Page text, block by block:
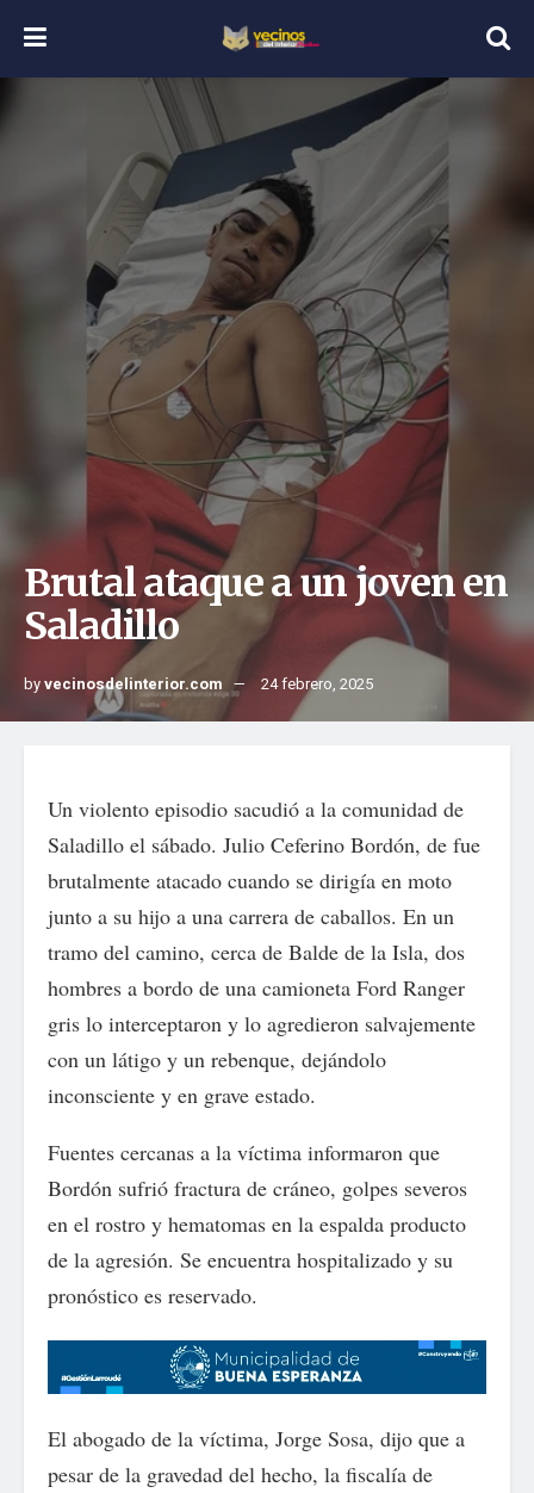
Brutal ataque a un joven en
Saladillo
byvecinosdelinterior.com 24 febrero, 2025
Un violento episodio sacudió a la comunidad de
Saladillo el sábado. Julio Ceferino Bordón, de fue
brutalmente atacado cuando se dirigía en moto
junto a su hijo a una carrera de caballos. En un
tramo del camino, cerca de Balde de la Isla, dos
hombres a bordo de una camioneta Ford Ranger
gris lo interceptaron y lo agredieron salvajemente
con un látigo y un rebenque, dejándolo
inconsciente y en grave estado.
Fuentes cercanas a la víctima informaron que
Bordón sufrió fractura de cráneo, golpes severos
en el rostro y hematomas en la espalda producto
de la agresión. Se encuentra hospitalizado y su
pronóstico es reservado.
El abogado de la víctima, Jorge Sosa, dijo que a
pesar de la gravedad del hecho, la fiscalía de